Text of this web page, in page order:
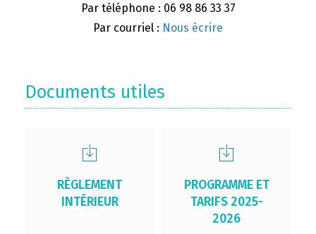
Par téléphone : 06 98 86 33 37
Par courriel : Nous écrire
Documents utiles
RÈGLEMENT
INTÉRIEUR
PROGRAMME ET
TARIFS 2025-
2026